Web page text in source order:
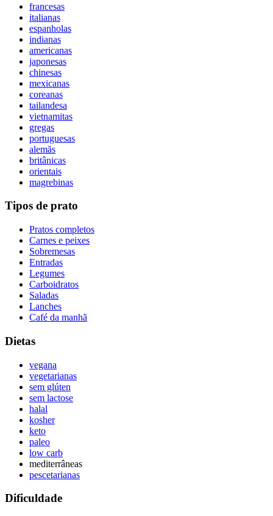
francesas
italianas
espanholas
indianas
americanas
japonesas
chinesas
mexicanas
coreanas
tailandesa
vietnamitas
gregas
portuguesas
alemãs
britânicas
orientais
magrebinas
Tipos de prato
Pratos completos
Carnes e peixes
Sobremesas
Entradas
Legumes
Carboidratos
Saladas
Lanches
Café da manhã
Dietas
vegana
vegetarianas
sem glúten
sem lactose
halal
kosher
keto
paleo
low carb
mediterrâneas
pescetarianas
Dificuldade